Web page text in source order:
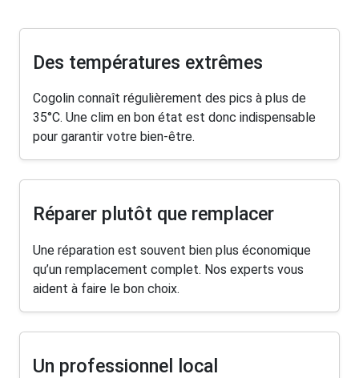
Des températures extrêmes
Cogolin connaît régulièrement des pics à plus de
35°C. Une clim en bon état est donc indispensable
pour garantir votre bien-être.
Réparer plutôt que remplacer
Une réparation est souvent bien plus économique
qu’un remplacement complet. Nos experts vous
aident à faire le bon choix.
Un professionnel local